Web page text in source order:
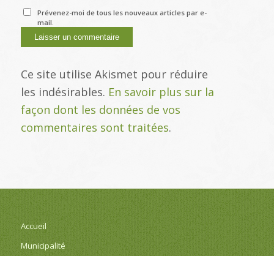
Prévenez-moi de tous les nouveaux articles par e-
mail.
Ce site utilise Akismet pour réduire
les indésirables. En savoir plus sur la
façon dont les données de vos
commentaires sont traitées.
Accueil
Municipalité